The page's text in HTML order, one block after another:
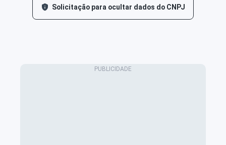
Solicitação para ocultar dados do CNPJ